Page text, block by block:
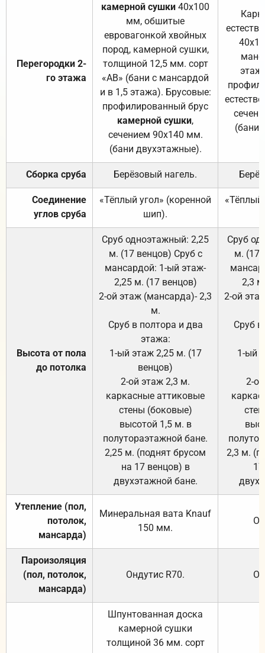
Перегородки 2-
го этажа
камерной сушки 40х100
мм, обшитые
евровагонкой хвойных
пород, камерной сушки,
толщиной 12,5 мм. сорт
«АВ» (бани с мансардой
и в 1,5 этажа). Брусовые:
профилированный брус
камерной сушки,
сечением 90х140 мм.
(бани двухэтажные).
(бани
Сборка сруба Берёзовый нагель.
Соединение
углов сруба
«Тёплый угол» (коренной
шип).
«Тёплый
Высота от пола
до потолка
Сруб одноэтажный: 2,25
м. (17 венцов) Сруб с
мансардой: 1-ый этаж-
2,25 м. (17 венцов)
2-ой этаж (мансарда)- 2,3
м.
Сруб в полтора и два
этажа:
1-ый этаж 2,25 м. (17
венцов)
2-ой этаж 2,3 м.
каркасные аттиковые
стены (боковые)
высотой 1,5 м. в
полутораэтажной бане.
2,25 м. (поднят брусом
на 17 венцов) в
двухэтажной бане.
Сруб
м. (17
2,3
2-ой
Сруб
1-ый
2-
2,3 м.
Утепление (пол,
потолок,
мансарда)
Минеральная вата Knauf
150 мм.
Пароизоляция
(пол, потолок,
мансарда)
Ондутис R70.
Шпунтованная доска
камерной сушки
толщиной 36 мм. сорт